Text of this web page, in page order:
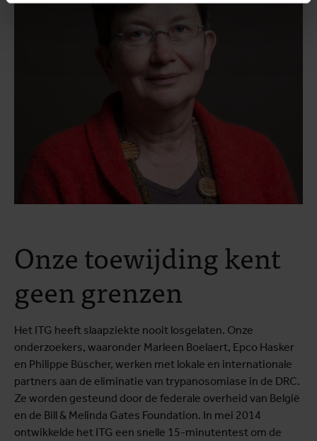
Onze toewijding kent
geen grenzen
Het ITG heeft slaapziekte nooit losgelaten. Onze
onderzoekers, waaronder Marleen Boelaert, Epco Hasker
en Philippe Büscher, werken met lokale en internationale
partners aan de eliminatie van trypanosomiase in de DRC.
Ze worden gesteund door de federale overheid van België
en de Bill & Melinda Gates Foundation. In mei 2014
ontwikkelde het ITG een snelle 15-minutentest om de